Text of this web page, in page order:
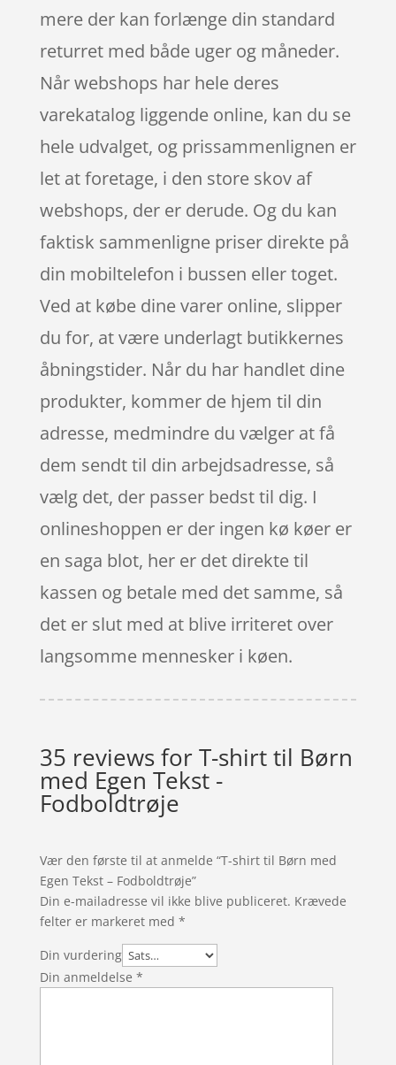
mere der kan forlænge din standard
returret med både uger og måneder.
Når webshops har hele deres
varekatalog liggende online, kan du se
hele udvalget, og prissammenlignen er
let at foretage, i den store skov af
webshops, der er derude. Og du kan
faktisk sammenligne priser direkte på
din mobiltelefon i bussen eller toget.
Ved at købe dine varer online, slipper
du for, at være underlagt butikkernes
åbningstider. Når du har handlet dine
produkter, kommer de hjem til din
adresse, medmindre du vælger at få
dem sendt til din arbejdsadresse, så
vælg det, der passer bedst til dig. I
onlineshoppen er der ingen kø køer er
en saga blot, her er det direkte til
kassen og betale med det samme, så
det er slut med at blive irriteret over
langsomme mennesker i køen.
35 reviews forT-shirt til Børn
med Egen Tekst -
Fodboldtrøje
Vær den første til at anmelde “T-shirt til Børn med
Egen Tekst – Fodboldtrøje”
Din e-mailadresse vil ikke blive publiceret. Krævede
felter er markeret med *
Din vurdering
Din anmeldelse *